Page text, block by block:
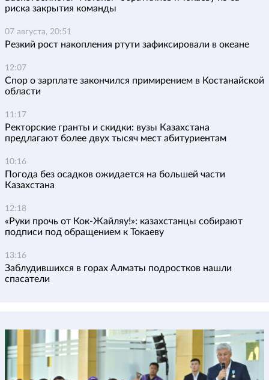
риска закрытия команды
07 августа, 20:51
Резкий рост накопления ртути зафиксировали в океане
12:07
Спор о зарплате закончился примирением в Костанайской
области
11:17
Ректорские гранты и скидки: вузы Казахстана
предлагают более двух тысяч мест абитуриентам
10:16
Погода без осадков ожидается на большей части
Казахстана
12:18
«Руки прочь от Кок-Жайляу!»: казахстанцы собирают
подписи под обращением к Токаеву
13:16
Заблудившихся в горах Алматы подростков нашли
спасатели